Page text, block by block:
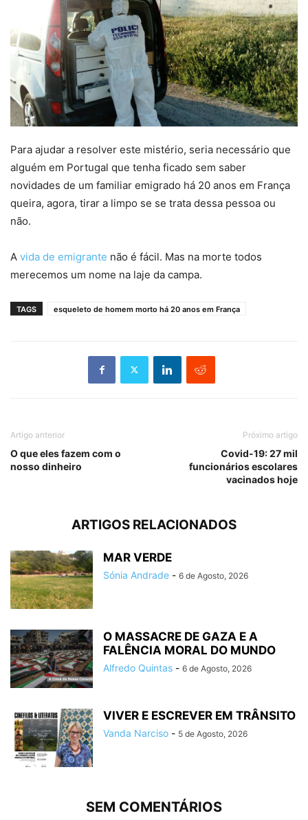
Para ajudar a resolver este mistério, seria necessário que
alguém em Portugal que tenha ficado sem saber
novidades de um familiar emigrado há 20 anos em França
queira, agora, tirar a limpo se se trata dessa pessoa ou
não.
A vida de emigrante não é fácil. Mas na morte todos
merecemos um nome na laje da campa.
TAGS esqueleto de homem morto há 20 anos em França
Artigo anterior
O que eles fazem com o
nosso dinheiro
Próximo artigo
Covid-19: 27 mil
funcionários escolares
vacinados hoje
ARTIGOS RELACIONADOS
MAR VERDE
Sónia Andrade - 6 de Agosto, 2026
O MASSACRE DE GAZA E A
FALÊNCIA MORAL DO MUNDO
Alfredo Quintas - 6 de Agosto, 2026
VIVER E ESCREVER EM TRÂNSITO
Vanda Narciso - 5 de Agosto, 2026
SEM COMENTÁRIOS